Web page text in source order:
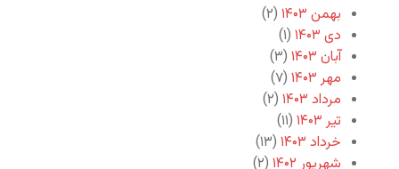
بهمن ۱۴۰۳
(۲)
دی ۱۴۰۳
(۱)
آبان ۱۴۰۳
(۳)
مهر ۱۴۰۳
(۷)
مرداد ۱۴۰۳
(۲)
تیر ۱۴۰۳
(۱۱)
خرداد ۱۴۰۳
(۱۳)
شهریور ۱۴۰۲
(۲)